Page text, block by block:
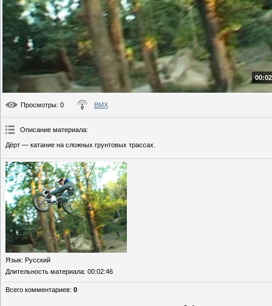
Просмотры: 0 BMX
Описание материала:
Дёрт — катание на сложных грунтовых трассах.
Язык: Русский
Длительность материала: 00:02:46
Всего комментариев: 0